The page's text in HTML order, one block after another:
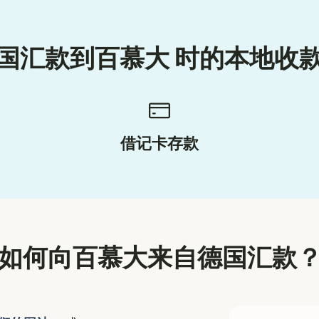
汇款到百慕大 时的本地收
借记卡存款
何向百慕大来自德国汇款？